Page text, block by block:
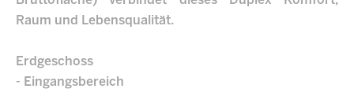
Raum und Lebensqualität.
Erdgeschoss
- Eingangsbereich